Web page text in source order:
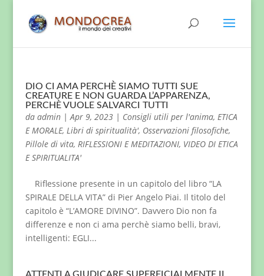
DIO CI AMA PERCHÈ SIAMO TUTTI SUE
CREATURE E NON GUARDA L’APPARENZA,
PERCHÈ VUOLE SALVARCI TUTTI
da admin|Apr 9, 2023| Consigli utili per l'anima, ETICA
E MORALE, Libri di spiritualità', Osservazioni filosofiche,
Pillole di vita, RIFLESSIONI E MEDITAZIONI, VIDEO DI ETICA
E SPIRITUALITA'
Riflessione presente in un capitolo del libro “LA
SPIRALE DELLA VITA” di Pier Angelo Piai. Il titolo del
capitolo è “L’AMORE DIVINO”. Davvero Dio non fa
differenze e non ci ama perchè siamo belli, bravi,
intelligenti: EGLI...